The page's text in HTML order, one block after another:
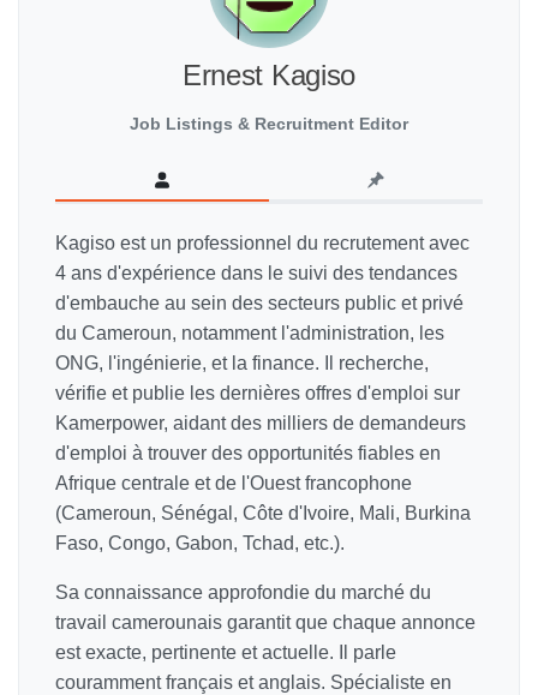
Ernest Kagiso
Job Listings & Recruitment Editor
Kagiso est un professionnel du recrutement avec
4 ans d'expérience dans le suivi des tendances
d'embauche au sein des secteurs public et privé
du Cameroun, notamment l'administration, les
ONG, l'ingénierie, et la finance. Il recherche,
vérifie et publie les dernières offres d'emploi sur
Kamerpower, aidant des milliers de demandeurs
d'emploi à trouver des opportunités fiables en
Afrique centrale et de l'Ouest francophone
(Cameroun, Sénégal, Côte d'Ivoire, Mali, Burkina
Faso, Congo, Gabon, Tchad, etc.).
Sa connaissance approfondie du marché du
travail camerounais garantit que chaque annonce
est exacte, pertinente et actuelle. Il parle
couramment français et anglais. Spécialiste en